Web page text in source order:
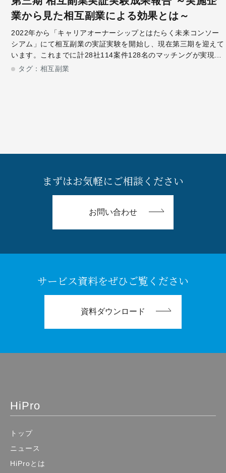
業から見た相互副業による効果とは～
2022年から「キャリアオーナーシップとはたらく未来コンソー
シアム」にて相互副業の実証実験を開始し、現在第三期を迎えて
います。これまでに計28社114案件128名のマッチングが実現、
相互副業が誕生しました。今回は相互副業を実施した、日本たば
タグ： 相互副業
まずはお気軽にご相談ください
お問い合わせ
サービス資料をぜひご覧ください
資料ダウンロード
HiPro
トップ
ニュース
HiProとは